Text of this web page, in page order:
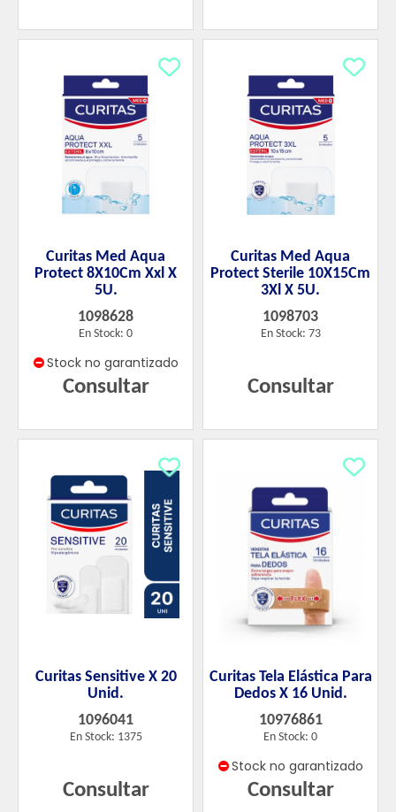
Curitas Med Aqua
Protect 8X10Cm Xxl X
5U.
1098628
En Stock: 0
Stock no garantizado
Consultar
Curitas Med Aqua
Protect Sterile 10X15Cm
3Xl X 5U.
1098703
En Stock: 73
Consultar
Curitas Sensitive X 20
Unid.
1096041
En Stock: 1375
Consultar
Curitas Tela Elástica Para
Dedos X 16 Unid.
10976861
En Stock: 0
Stock no garantizado
Consultar